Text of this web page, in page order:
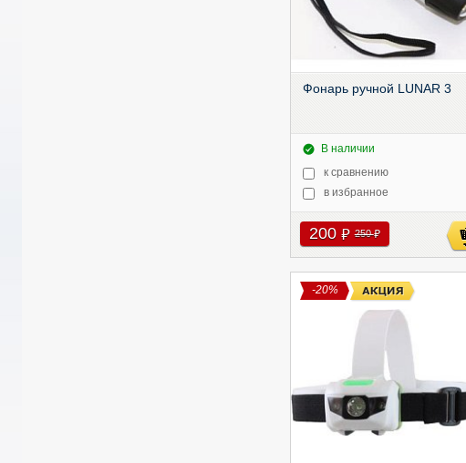
Фонарь ручной LUNAR 3
В наличии
к сравнению
в избранное
200 руб 250руб
-20%